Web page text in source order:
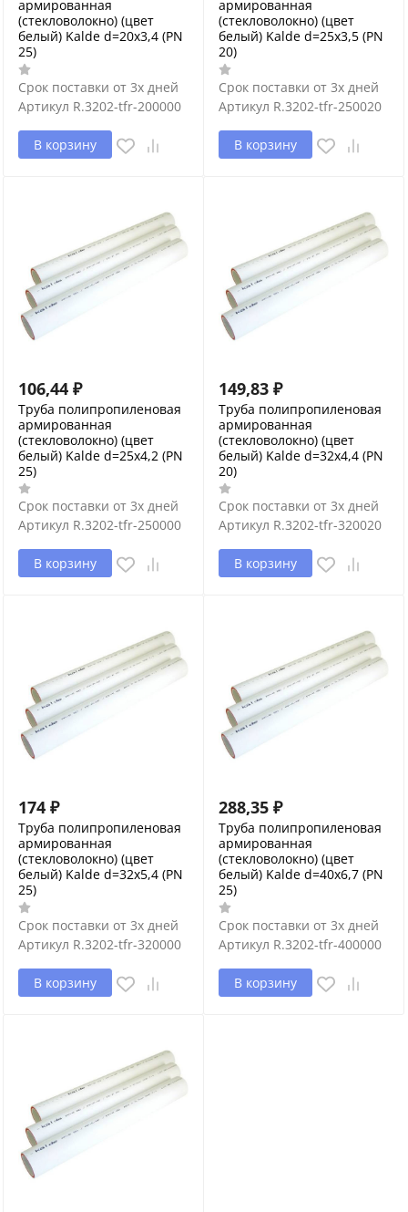
армированная
(стекловолокно) (цвет
белый) Kalde d=20х3,4 (PN
25)
Срок поставки от 3х дней
Артикул R.3202-tfr-200000
В корзину
армированная
(стекловолокно) (цвет
белый) Kalde d=25х3,5 (PN
20)
Срок поставки от 3х дней
Артикул R.3202-tfr-250020
В корзину
106,44 ₽
Труба полипропиленовая
армированная
(стекловолокно) (цвет
белый) Kalde d=25х4,2 (PN
25)
Срок поставки от 3х дней
Артикул R.3202-tfr-250000
В корзину
149,83 ₽
Труба полипропиленовая
армированная
(стекловолокно) (цвет
белый) Kalde d=32х4,4 (PN
20)
Срок поставки от 3х дней
Артикул R.3202-tfr-320020
В корзину
174 ₽
Труба полипропиленовая
армированная
(стекловолокно) (цвет
белый) Kalde d=32х5,4 (PN
25)
Срок поставки от 3х дней
Артикул R.3202-tfr-320000
В корзину
288,35 ₽
Труба полипропиленовая
армированная
(стекловолокно) (цвет
белый) Kalde d=40х6,7 (PN
25)
Срок поставки от 3х дней
Артикул R.3202-tfr-400000
В корзину